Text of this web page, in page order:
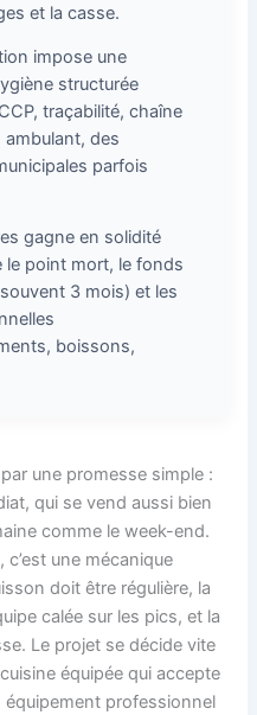
et la casse.
impose une
structurée
traçabilité, chaîne
des
parfois
gagne en solidité
le point mort, le fonds
3 mois) et les
boissons,
une promesse simple :
qui se vend aussi bien
comme le week-end.
une mécanique
doit être régulière, la
calée sur les pics, et la
Le projet se décide vite
équipée qui accepte
professionnel